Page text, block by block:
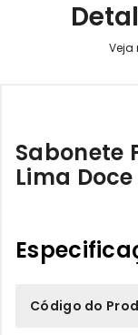
Sabonete
Lima
Código do